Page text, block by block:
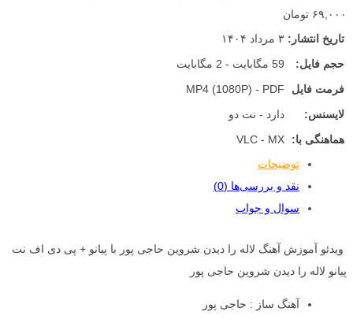
۶۹,۰۰۰ تومان
تاریخ انتشار: ۳ مرداد ۱۴۰۴
حجم فایل:
59 مگابایت - 2 مگابایت
فرمت فایل
MP4 (1080P) - PDF
لایسنس:
دارد - نت دو
هماهنگی با:
VLC - MX
توضیحات
نقد و بررسی‌ها (0)
سوال و جواب
ویدئو آموزش آهنگ لاله را دیدن شروین حاجی پور با پیانو + پی دی اف نت
پیانو لاله را دیدن شروین حاجی پور
آهنگ ساز : حاجی پور